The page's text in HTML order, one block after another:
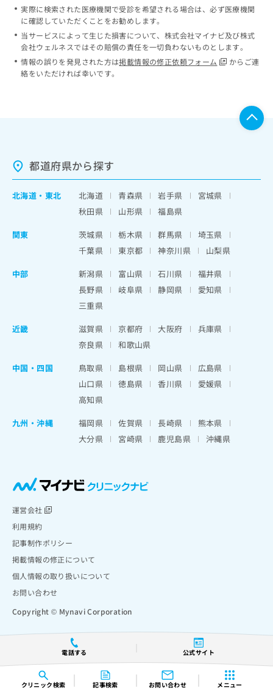
クリニック検索 記事検索 お問い合わせ メニュー
電話する 公式サイト
実際に検索された医療機関で受診を希望される場合は、必ず医療機関
に確認していただくことをお勧めします。
当サービスによって生じた損害について、株式会社マイナビ及び株式
会社ウェルネスではその賠償の責任を一切負わないものとします。
情報の誤りを発見された方は掲載情報の修正依頼フォーム
からご連
絡をいただければ幸いです。
都道府県から探す
北海道 ・ 東北 北海道 青森県 岩手県
宮城県
秋田県
山形県
福島県
関東
茨城県 栃木県 群馬県
埼玉県
千葉県
東京都 神奈川県
山梨県
中部
新潟県 富山県 石川県
福井県
長野県
岐阜県 静岡県
愛知県
三重県
近畿
滋賀県 京都府 大阪府
兵庫県
奈良県
和歌山県
中国・四国
鳥取県 島根県 岡山県
広島県
山口県
徳島県 香川県
愛媛県
高知県
九州・沖縄
福岡県 佐賀県 長崎県
熊本県
大分県
宮崎県 鹿児島県 沖縄県
運営会社
利用規約
記事制作ポリシー
掲載情報の修正について
個人情報の取り扱いについて
お問い合わせ
Copyright © Mynavi Corporation